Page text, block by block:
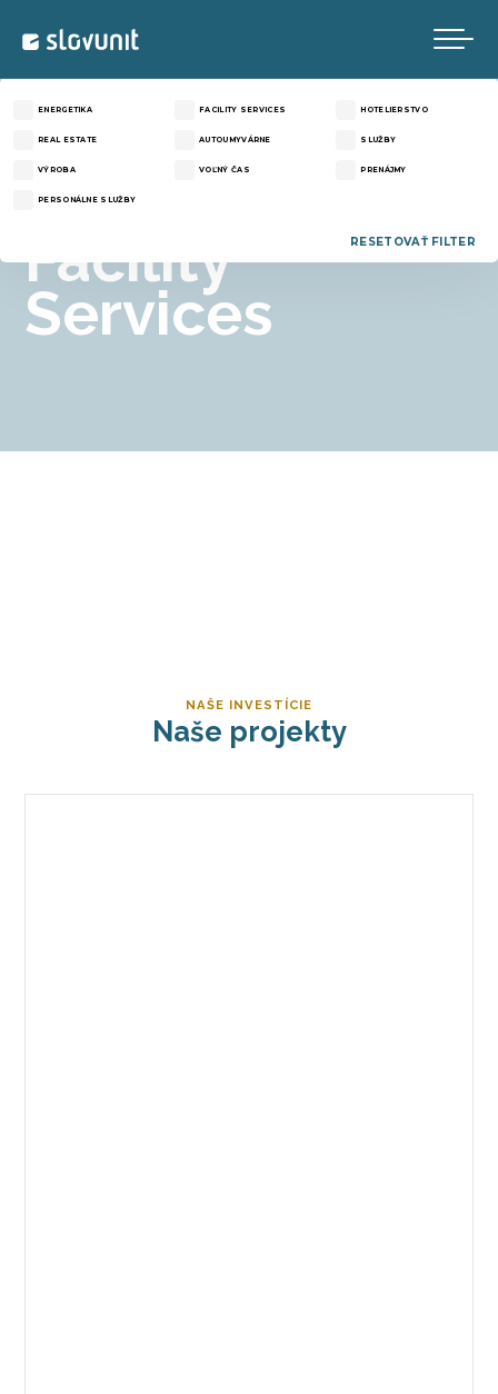
NOVINKY
Facility
Services
NAŠE INVESTÍCIE
Naše projekty
ENERGETIKA FACILITY SERVICES HOTELIERSTVO
REAL ESTATE AUTOUMYVÁRNE SLUŽBY
VÝROBA VOĽNÝ ČAS PRENÁJMY
PERSONÁLNE SLUŽBY
RESETOVAŤ FILTER